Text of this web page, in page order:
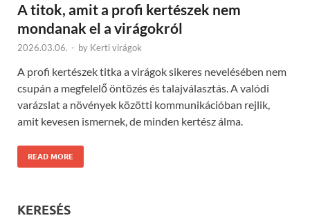
A titok, amit a profi kertészek nem
mondanak el a virágokról
2026.03.06. - by Kerti virágok
A profi kertészek titka a virágok sikeres nevelésében nem
csupán a megfelelő öntözés és talajválasztás. A valódi
varázslat a növények közötti kommunikációban rejlik,
amit kevesen ismernek, de minden kertész álma.
READ MORE
KERESÉS